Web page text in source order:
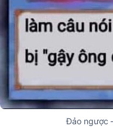
Đảo ngược